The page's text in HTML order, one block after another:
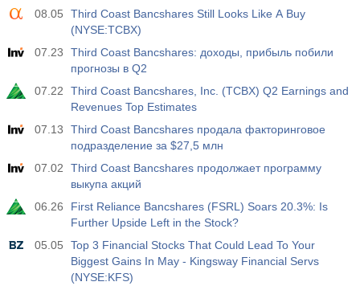
08.05
Third Coast Bancshares Still Looks Like A Buy
(NYSE:TCBX)
07.23
Third Coast Bancshares: доходы, прибыль побили
прогнозы в Q2
07.22
Third Coast Bancshares, Inc. (TCBX) Q2 Earnings and
Revenues Top Estimates
07.13
Third Coast Bancshares продала факторинговое
подразделение за $27,5 млн
07.02
Third Coast Bancshares продолжает программу
выкупа акций
06.26
First Reliance Bancshares (FSRL) Soars 20.3%: Is
Further Upside Left in the Stock?
05.05
Top 3 Financial Stocks That Could Lead To Your
Biggest Gains In May - Kingsway Financial Servs
(NYSE:KFS)